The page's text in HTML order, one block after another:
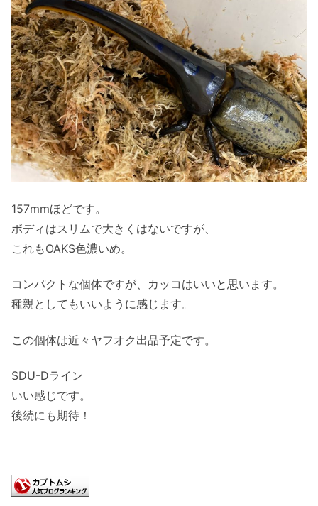
157mmほどです。
ボディはスリムで大きくはないですが、
これもOAKS色濃いめ。
コンパクトな個体ですが、カッコはいいと思います。
種親としてもいいように感じます。
この個体は近々ヤフオク出品予定です。
SDU-Dライン
いい感じです。
後続にも期待！